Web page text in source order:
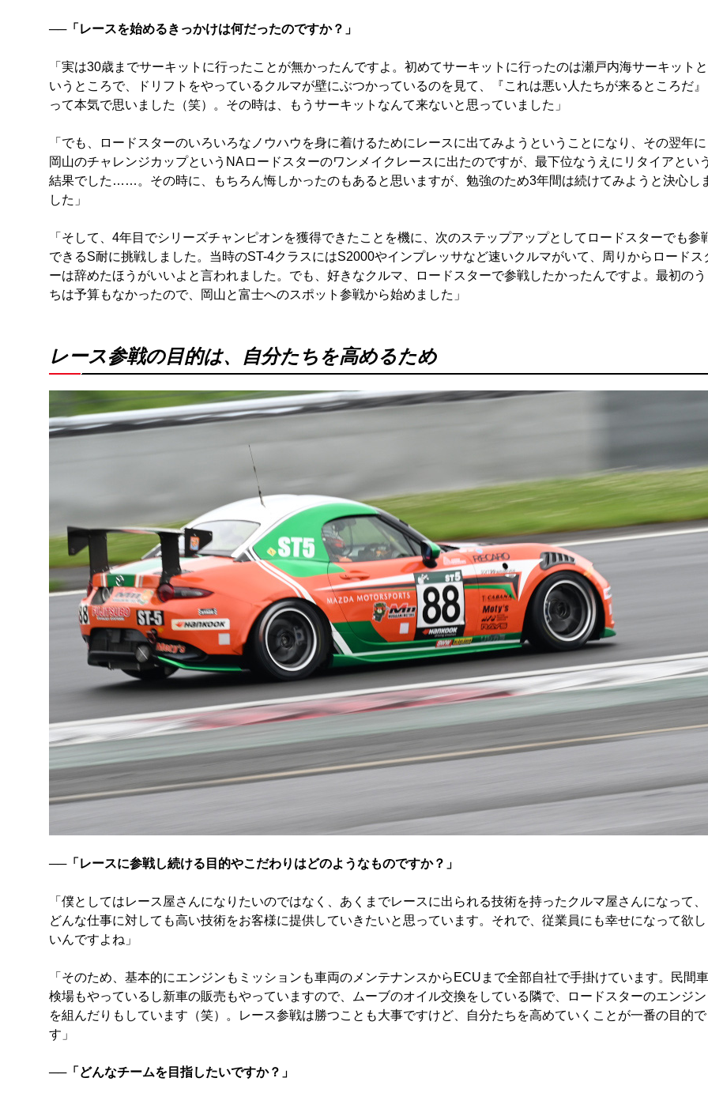
──「レースを始めるきっかけは何だったのですか？」
「実は30歳までサーキットに行ったことが無かったんですよ。初めてサーキットに行ったのは瀬戸内海サーキットと
いうところで、ドリフトをやっているクルマが壁にぶつかっているのを見て、『これは悪い人たちが来るところだ』
って本気で思いました（笑）。その時は、もうサーキットなんて来ないと思っていました」
「でも、ロードスターのいろいろなノウハウを身に着けるためにレースに出てみようということになり、その翌年に
岡山のチャレンジカップというNAロードスターのワンメイクレースに出たのですが、最下位なうえにリタイアとい
結果でした……。その時に、もちろん悔しかったのもあると思いますが、勉強のため3年間は続けてみようと決心し
した」
「そして、4年目でシリーズチャンピオンを獲得できたことを機に、次のステップアップとしてロードスターでも参
できるS耐に挑戦しました。当時のST-4クラスにはS2000やインプレッサなど速いクルマがいて、周りからロードス
ーは辞めたほうがいいよと言われました。でも、好きなクルマ、ロードスターで参戦したかったんですよ。最初のう
ちは予算もなかったので、岡山と富士へのスポット参戦から始めました」
レース参戦の目的は、自分たちを高めるため
──「レースに参戦し続ける目的やこだわりはどのようなものですか？」
「僕としてはレース屋さんになりたいのではなく、あくまでレースに出られる技術を持ったクルマ屋さんになって、
どんな仕事に対しても高い技術をお客様に提供していきたいと思っています。それで、従業員にも幸せになって欲し
いんですよね」
「そのため、基本的にエンジンもミッションも車両のメンテナンスからECUまで全部自社で手掛けています。民間車
検場もやっているし新車の販売もやっていますので、ムーブのオイル交換をしている隣で、ロードスターのエンジン
を組んだりもしています（笑）。レース参戦は勝つことも大事ですけど、自分たちを高めていくことが一番の目的で
す」
──「どんなチームを目指したいですか？」